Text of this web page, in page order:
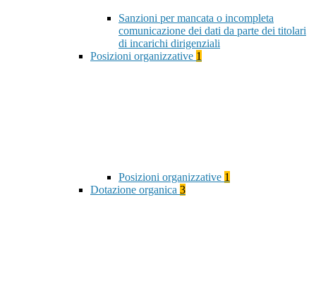
Sanzioni per mancata o incompleta
comunicazione dei dati da parte dei titolari
di incarichi dirigenziali
Posizioni organizzative 1
Posizioni organizzative 1
Dotazione organica 3